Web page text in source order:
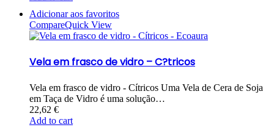
Adicionar aos favoritos
CompareQuick View
Vela em frasco de vidro – C?tricos
Vela em frasco de vidro - Cítricos Uma Vela de Cera de Soja
em Taça de Vidro é uma solução…
22,62 €
Add to cart